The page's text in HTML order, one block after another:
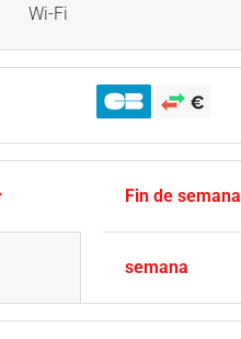
Wi-Fi
Fin de semana
semana